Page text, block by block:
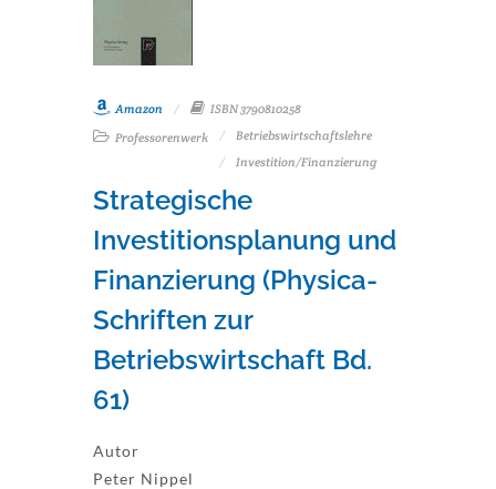
Amazon
ISBN 3790810258
Professorenwerk
Betriebswirtschaftslehre
Investition/Finanzierung
Strategische
Investitionsplanung und
Finanzierung (Physica-
Schriften zur
Betriebswirtschaft Bd.
61)
Autor
Peter Nippel